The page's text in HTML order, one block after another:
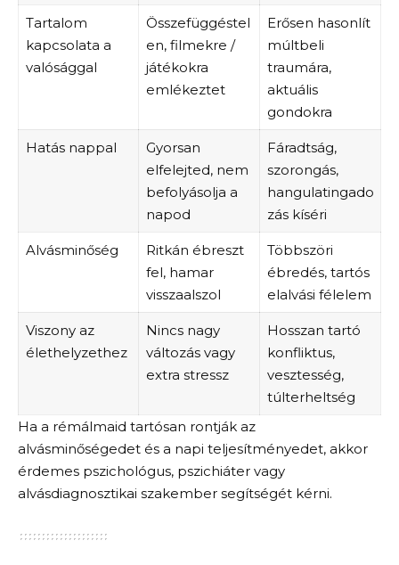
Tartalom
kapcsolata a
valósággal
Összefüggéstel
en, filmekre /
játékokra
emlékeztet
Erősen hasonlít
múltbeli
traumára,
aktuális
gondokra
Hatás nappal
Gyorsan
elfelejted, nem
befolyásolja a
napod
Fáradtság,
szorongás,
hangulatingado
zás kíséri
Alvásminőség
Ritkán ébreszt
fel, hamar
visszaalszol
Többszöri
ébredés, tartós
elalvási félelem
Viszony az
élethelyzethez
Nincs nagy
változás vagy
extra stressz
Hosszan tartó
konfliktus,
vesztesség,
túlterheltség
Ha a rémálmaid tartósan rontják az
alvásminőségedet és a napi teljesítményedet, akkor
érdemes pszichológus, pszichiáter vagy
alvásdiagnosztikai szakember segítségét kérni.